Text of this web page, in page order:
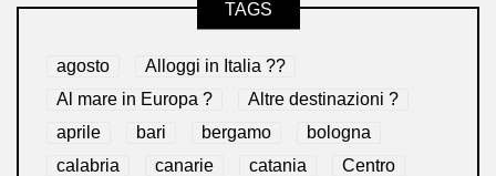
TAGS
agosto
Alloggi in Italia ??
Al mare in Europa ?️
Altre destinazioni ?
aprile
bari bergamo
bologna
calabria
canarie catania
Centro